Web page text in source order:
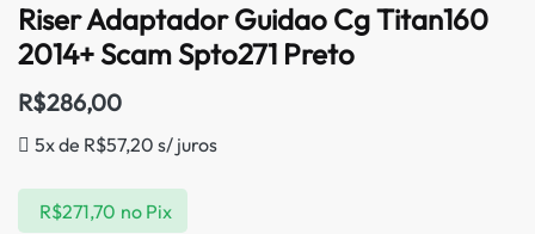
Riser Adaptador Guidao Cg Titan160
2014+ Scam Spto271 Preto
R$286,00
5x de R$57,20 s/ juros
R$271,70 no Pix